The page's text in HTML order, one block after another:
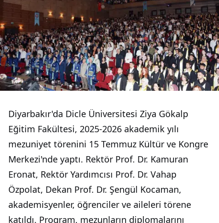
Diyarbakır'da Dicle Üniversitesi Ziya Gökalp
Eğitim Fakültesi, 2025-2026 akademik yılı
mezuniyet törenini 15 Temmuz Kültür ve Kongre
Merkezi'nde yaptı. Rektör Prof. Dr. Kamuran
Eronat, Rektör Yardımcısı Prof. Dr. Vahap
Özpolat, Dekan Prof. Dr. Şengül Kocaman,
akademisyenler, öğrenciler ve aileleri törene
katıldı. Program, mezunların diplomalarını